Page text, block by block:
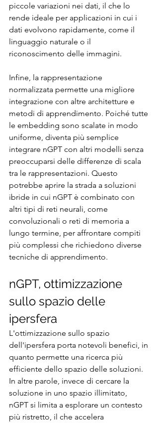
piccole variazioni nei dati, il che lo
rende ideale per applicazioni in cui i
dati evolvono rapidamente, come il
linguaggio naturale o il
riconoscimento delle immagini.
Infine, la rappresentazione
normalizzata permette una migliore
integrazione con altre architetture e
metodi di apprendimento. Poiché tutte
le embedding sono scalate in modo
uniforme, diventa più semplice
integrare nGPT con altri modelli senza
preoccuparsi delle differenze di scala
tra le rappresentazioni. Questo
potrebbe aprire la strada a soluzioni
ibride in cui nGPT è combinato con
altri tipi di reti neurali, come
convoluzionali o reti di memoria a
lungo termine, per affrontare compiti
più complessi che richiedono diverse
tecniche di apprendimento.
nGPT, ottimizzazione
sullo spazio delle
ipersfera
L'ottimizzazione sullo spazio
dell'ipersfera porta notevoli benefici, in
quanto permette una ricerca più
efficiente dello spazio delle soluzioni.
In altre parole, invece di cercare la
soluzione in uno spazio illimitato,
nGPT si limita a esplorare un contesto
più ristretto, il che accelera